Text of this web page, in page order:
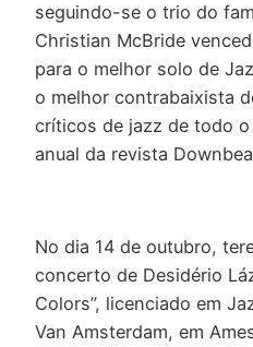
seguindo-se o trio do
Christian McBride
para o melhor solo de
o melhor contrabaixista
críticos de jazz de todo
anual da revista
No dia 14 de outubro,
concerto de Desidério
Colors”, licenciado em
Van Amsterdam, em